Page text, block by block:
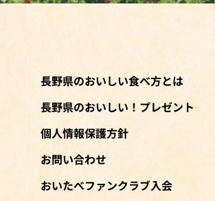
長野県のおいしい食べ方とは
長野県のおいしい！プレゼント
個人情報保護方針
お問い合わせ
おいたべファンクラブ入会